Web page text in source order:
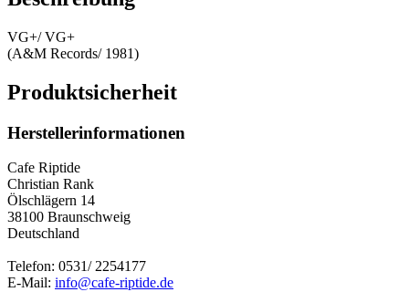
VG+/ VG+
(A&M Records/ 1981)
Produktsicherheit
Herstellerinformationen
Cafe Riptide
Christian Rank
Ölschlägern 14
38100 Braunschweig
Deutschland
Telefon: 0531/ 2254177
E-Mail: info@cafe-riptide.de